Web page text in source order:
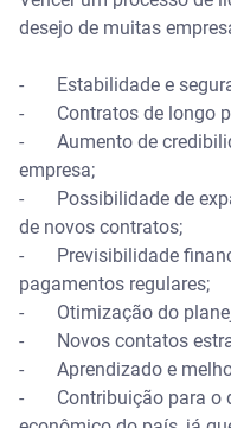
desejo de muitas
- Estabilidade e
- Contratos de longo
- Aumento de
empresa;
- Possibilidade de
de novos contratos;
- Previsibilidade
pagamentos regulares;
- Otimização do
- Novos contatos
- Aprendizado e
- Contribuição para o